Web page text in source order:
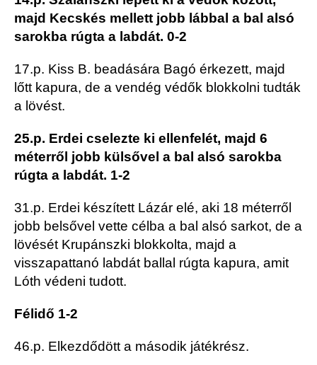
majd Kecskés mellett jobb lábbal a bal alsó
sarokba rúgta a labdát. 0-2
17.p. Kiss B. beadására Bagó érkezett, majd
lőtt kapura, de a vendég védők blokkolni tudták
a lövést.
25.p. Erdei cselezte ki ellenfelét, majd 6
méterről jobb külsővel a bal alsó sarokba
rúgta a labdát. 1-2
31.p. Erdei készített Lázár elé, aki 18 méterről
jobb belsővel vette célba a bal alsó sarkot, de a
lövését Krupánszki blokkolta, majd a
visszapattanó labdát ballal rúgta kapura, amit
Lóth védeni tudott.
Félidő 1-2
46.p. Elkezdődött a második játékrész.